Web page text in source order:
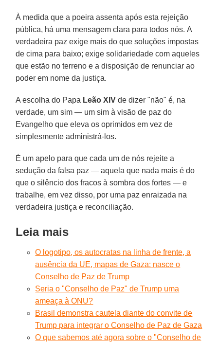
À medida que a poeira assenta após esta rejeição
pública, há uma mensagem clara para todos nós. A
verdadeira paz exige mais do que soluções impostas
de cima para baixo; exige solidariedade com aqueles
que estão no terreno e a disposição de renunciar ao
poder em nome da justiça.
A escolha do Papa Leão XIV de dizer "não" é, na
verdade, um sim — um sim à visão de paz do
Evangelho que eleva os oprimidos em vez de
simplesmente administrá-los.
É um apelo para que cada um de nós rejeite a
sedução da falsa paz — aquela que nada mais é do
que o silêncio dos fracos à sombra dos fortes — e
trabalhe, em vez disso, por uma paz enraizada na
verdadeira justiça e reconciliação.
Leia mais
O logotipo, os autocratas na linha de frente, a
ausência da UE, mapas de Gaza: nasce o
Conselho de Paz de Trump
Seria o "Conselho de Paz" de Trump uma
ameaça à ONU?
Brasil demonstra cautela diante do convite de
Trump para integrar o Conselho de Paz de Gaza
O que sabemos até agora sobre o "Conselho de